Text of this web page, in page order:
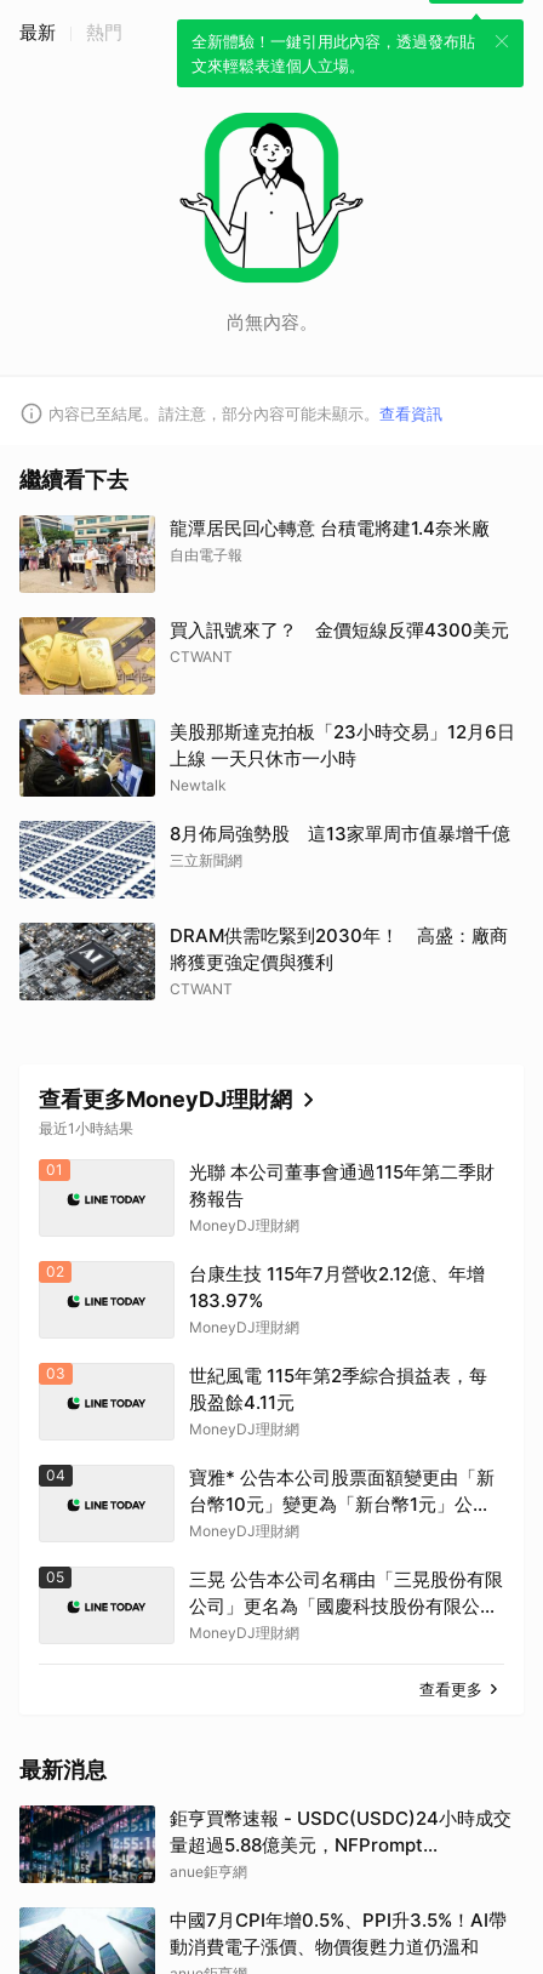
全新體驗！一鍵引用此內容，透過發布貼
文來輕鬆表達個人立場。
最新 熱門
尚無內容。
內容已至結尾。請注意，部分內容可能未顯示。 查看資訊
繼續看下去
龍潭居民回心轉意 台積電將建1.4奈米廠
自由電子報
買入訊號來了？ 金價短線反彈4300美元
CTWANT
美股那斯達克拍板「23小時交易」12月6日
上線 一天只休市一小時
Newtalk
8月佈局強勢股 這13家單周市值暴增千億
三立新聞網
DRAM供需吃緊到2030年！ 高盛：廠商
將獲更強定價與獲利
CTWANT
查看更多MoneyDJ理財網
最近1小時結果
01
光聯 本公司董事會通過115年第二季財
務報告
MoneyDJ理財網
02
台康生技 115年7月營收2.12億、年增
183.97%
MoneyDJ理財網
03
世紀風電 115年第2季綜合損益表，每
股盈餘4.11元
MoneyDJ理財網
04
寶雅* 公告本公司股票面額變更由「新
台幣10元」變更為「新台幣1元」公告
期間：115年7月2日至115年10月1日
MoneyDJ理財網
05
三晃 公告本公司名稱由「三晃股份有限
公司」更名為「國慶科技股份有限公
司」，公告期間：115年07月01日至
MoneyDJ理財網
查看更多
最新消息
鉅亨買幣速報 - USDC(USDC)24小時成交
量超過5.88億美元，NFPrompt
Token(NFP)24小時漲幅達66.2%
anue鉅亨網
中國7月CPI年增0.5%、PPI升3.5%！AI帶
動消費電子漲價、物價復甦力道仍溫和
取消